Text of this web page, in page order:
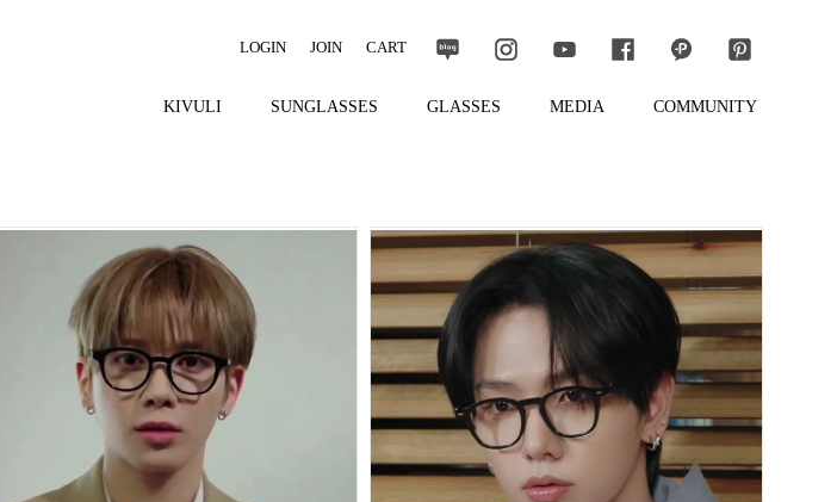
LOGIN JOIN CART
KIVULI SUNGLASSES GLASSES MEDIA COMMUNITY